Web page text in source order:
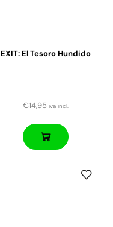
EXIT: El Tesoro Hundido
€14,95 iva incl.